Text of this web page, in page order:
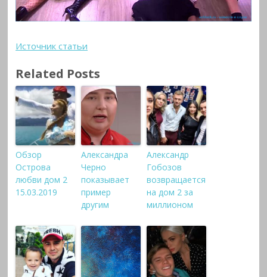
Источник статьи
Related Posts
Обзор
Острова
любви дом 2
15.03.2019
Александра
Черно
показывает
пример
другим
Александр
Гобозов
возвращается
на дом 2 за
миллионом